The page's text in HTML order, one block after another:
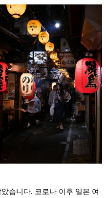
습니다. 코로나 이후 일본 여